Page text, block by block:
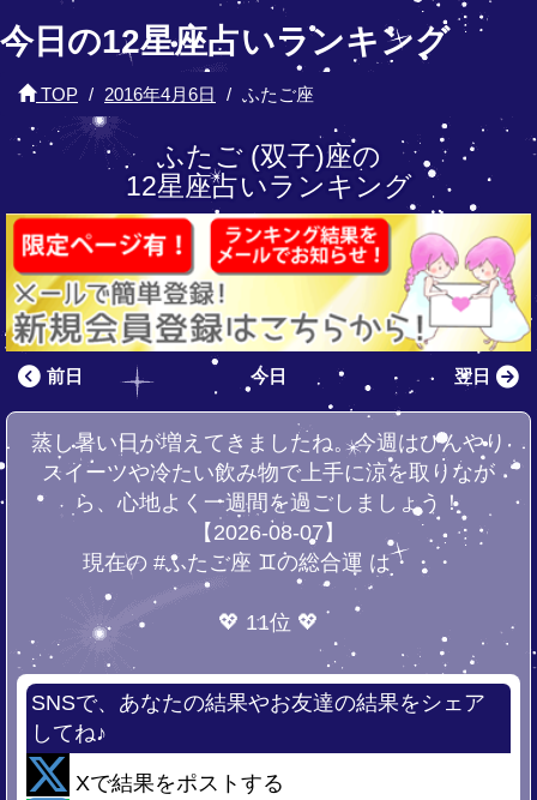
今日の12星座占いランキング
TOP 2016年4月6日 ふたご座
ふたご (双子)座の
12星座占いランキング
前日 今日 翌日
蒸し暑い日が増えてきましたね。今週はひんやり
スイーツや冷たい飲み物で上手に涼を取りなが
ら、心地よく一週間を過ごしましょう！
【2026-08-07】
現在の #ふたご座 ♊の総合運 は・・・
💖 11位 💖
SNSで、あなたの結果やお友達の結果をシェア
してね♪
Xで結果をポストする